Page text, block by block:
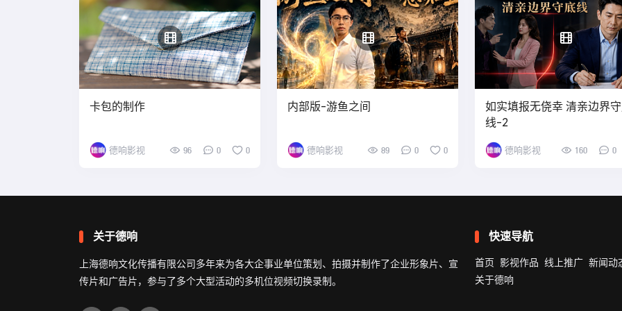
卡包的制作
德响影视 96 0 0
内部版-游鱼之间
德响影视 89 0 0
如实填报无侥幸 清亲边界
线-2
德响影视 160 0
关于德响
上海德响文化传播有限公司多年来为各大企事业单位策划、拍摄并制作了企业形象片、宣
传片和广告片，参与了多个大型活动的多机位视频切换录制。
快速导航
首页 影视作品 线上推广 新闻动
关于德响